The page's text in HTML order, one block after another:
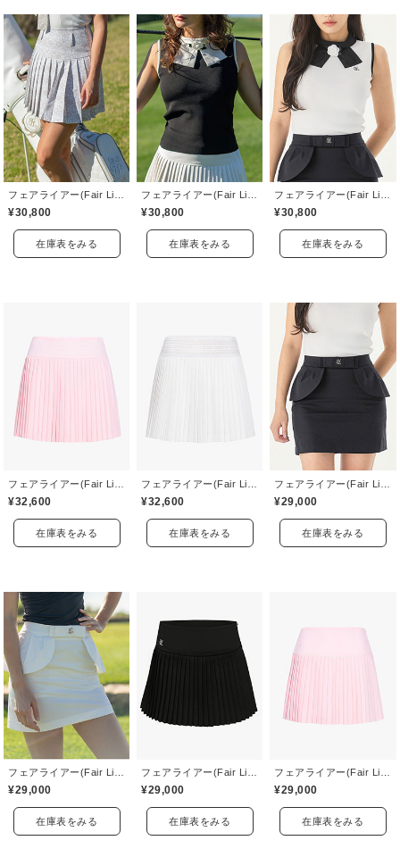
¥30,800
在庫表をみる
¥30,800
在庫表をみる
¥30,800
在庫表をみる
¥32,600
在庫表をみる
¥32,600
在庫表をみる
¥29,000
在庫表をみる
¥29,000
在庫表をみる
¥29,000
在庫表をみる
¥29,000
在庫表をみる